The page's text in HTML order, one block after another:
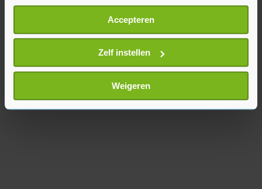
Als u het toestaat, willen we ook graag:
Informatie verzamelen over uw geografische
locatie, die tot een paar meter nauwkeurig kan zijn
Uw apparaat identificeren door het actief te
scannen op specifieke eigenschappen (fingerprinting)
Lees meer over hoe uw persoonlijke gegevens worden
verwerkt en stel uw voorkeuren in het
U kunt uw toestemming op elk moment wijzigen of
Accepteren
Zelf instellen
Weigeren